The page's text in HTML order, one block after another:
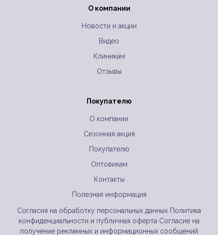
О компании
Новости и акции
Видео
Клиникам
Отзывы
Покупателю
О компании
Сезонная акция
Покупателю
Оптовикам
Контакты
Полезная информация
Согласия на обработку персональных данных Политика
конфиденциальности и публичная оферта Согласие на
получение рекламных и информационных сообщений